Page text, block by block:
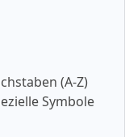
(A-Z)
Symbole